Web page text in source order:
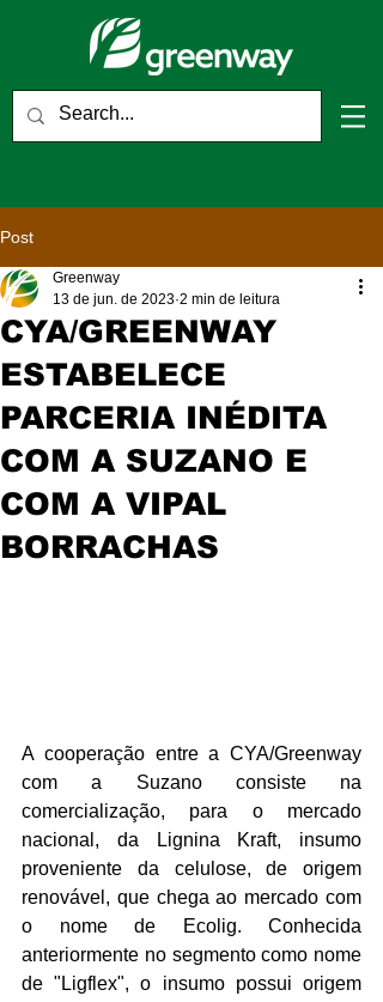
Post
CYA/GREENWAY
ESTABELECE
PARCERIA INÉDITA
COM A SUZANO E
COM A VIPAL
BORRACHAS
Greenway
13 de jun. de 2023 2 min de leitura
A cooperação entre a CYA/Greenway
com a Suzano consiste na
comercialização, para o mercado
nacional, da Lignina Kraft, insumo
proveniente da celulose, de origem
renovável, que chega ao mercado com
o nome de Ecolig. Conhecida
anteriormente no segmento como nome
de "Ligflex", o insumo possui origem